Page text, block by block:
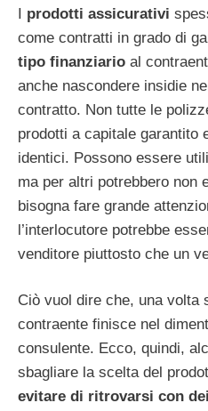
I prodotti assicurativi
come contratti in grado di
tipo finanziario al
anche nascondere insidie
contratto. Non tutte le
prodotti a capitale garantito
identici. Possono essere
ma per altri potrebbero non
bisogna fare grande
l’interlocutore potrebbe
venditore piuttosto che un
Ciò vuol dire che, una volta
contraente finisce nel
consulente. Ecco, quindi,
sbagliare la scelta del
evitare di ritrovarsi con